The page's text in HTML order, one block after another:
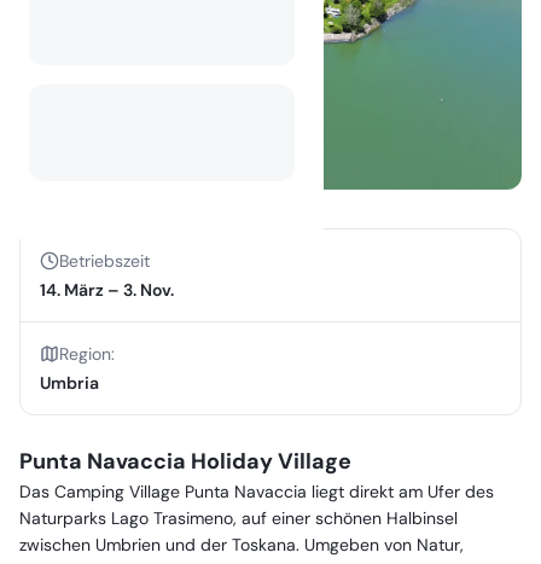
Betriebszeit
14. März – 3. Nov.
Region:
Umbria
Punta Navaccia Holiday Village
Das Camping Village Punta Navaccia liegt direkt am Ufer des
Naturparks Lago Trasimeno, auf einer schönen Halbinsel
zwischen Umbrien und der Toskana. Umgeben von Natur,